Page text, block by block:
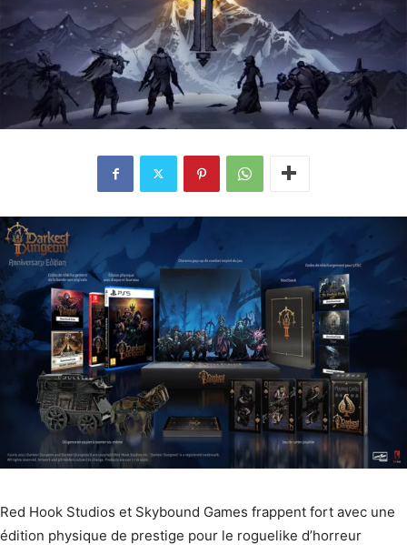
Red Hook Studios et Skybound Games frappent fort avec une
édition physique de prestige pour le roguelike d’horreur